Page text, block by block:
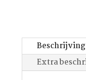
Beschrijving
Extra